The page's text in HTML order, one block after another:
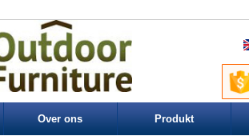
Over ons Produkt